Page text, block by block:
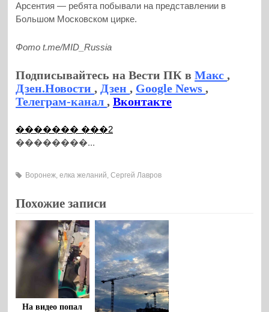
Арсентия — ребята побывали на представлении в
Большом Московском цирке.
Фото t.me/MID_Russia
Подписывайтесь на Вести ПК вМакс,
Дзен.Новости, Дзен, Google News,
Телеграм-канал,Вконтакте
������� ���2
��������...
Воронеж,елка желаний,Сергей Лавров
Похожие записи
На видео попал